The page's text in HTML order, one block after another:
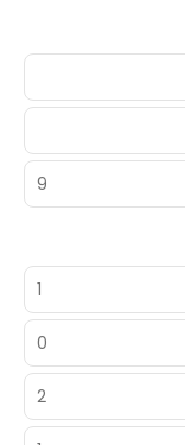
9
1
0
2